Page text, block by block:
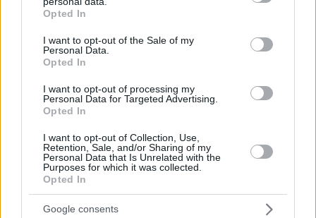
grant or deny consent to Google and its third-party tags to
use your data for below specified purposes in below Google
consent section.
Opted In
I want to opt-out of the Sale of my
Personal Data.
Opted In
I want to opt-out of processing my
Personal Data for Targeted Advertising.
Opted In
I want to opt-out of Collection, Use,
Retention, Sale, and/or Sharing of my
Personal Data that Is Unrelated with the
Purposes for which it was collected.
Opted In
Google consents
«Άξιζε να θέσουμε σε κίνδυνο μια
έναν σκύλο; Όχι» λέει ο ερευνητής
μετά τις επικρίσεις για τον θάνατο του
λευκού κουταβιού
07.08.2026, 18:54 48
«Τα έχω χάσει όλα»: Συντετριμμένος ο
πατέρας και σύζυγος των θυμάτων
στο τροχαίο στις Σέρρες
07.08.2026, 14:57